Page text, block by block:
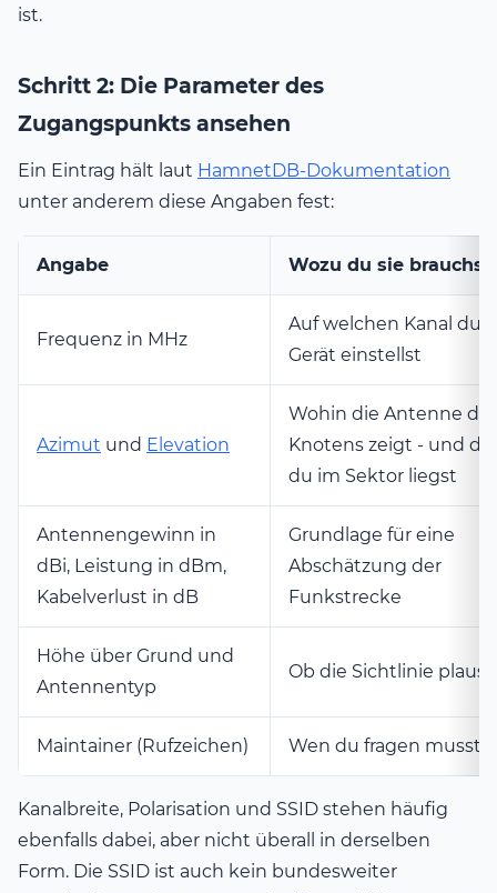
ist.
Schritt 2: Die Parameter des
Zugangspunkts ansehen
Ein Eintrag hält laut HamnetDB-Dokumentation
unter anderem diese Angaben fest:
Angabe Wozu du sie brauchst
Frequenz in MHz
Auf welchen Kanal du
Gerät einstellst
Azimut und Elevation
Wohin die Antenne
Knotens zeigt - und
du im Sektor liegst
Antennengewinn in
dBi, Leistung in dBm,
Kabelverlust in dB
Grundlage für eine
Abschätzung der
Funkstrecke
Höhe über Grund und
Antennentyp
Ob die Sichtlinie
Maintainer (Rufzeichen) Wen du fragen musst
Kanalbreite, Polarisation und SSID stehen häufig
ebenfalls dabei, aber nicht überall in derselben
Form. Die SSID ist auch kein bundesweiter